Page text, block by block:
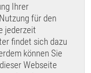
Ihrer
für den
jederzeit
findet sich dazu
können Sie
Webseite